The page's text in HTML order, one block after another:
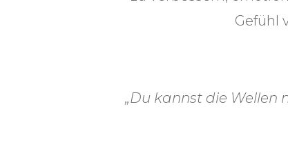
Gefühl
„Du kannst die Wellen